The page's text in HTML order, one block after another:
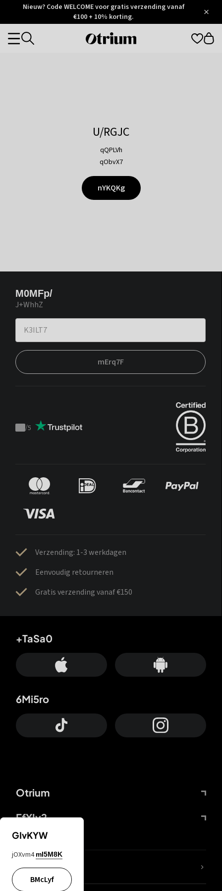
Otrium
Trustpilot
Nieuw? Code WELCOME voor gratis verzending vanaf
€100 + 10% korting.
Otrium
Categories
U/RGJC
qQPLVh
qObvX7
nYKQKg
M0MFp/
J+WhhZ
mErq7F
Trustpilot
/5
Verzending: 1-3 werkdagen
Eenvoudig retourneren
Gratis verzending vanaf €150
Otrium
FfYIy2
+TaSa0
6Mi5ro
KIjvtr
GIvKYW
jOXvm4 mI5M8K
BMcLyf